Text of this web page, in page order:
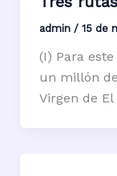
admin / 15 de
(I) Para
un millón
Virgen de El